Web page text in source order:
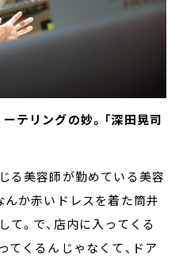
テリングの妙。「深田晃司
る美容師が勤めている美容
んか赤いドレスを着た筒井
て。で、店内に入ってくる
てくるんじゃなくて、ドア